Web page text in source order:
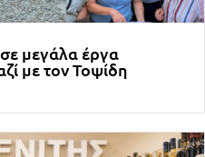
μεγάλα έργα
με τον Τοψίδη